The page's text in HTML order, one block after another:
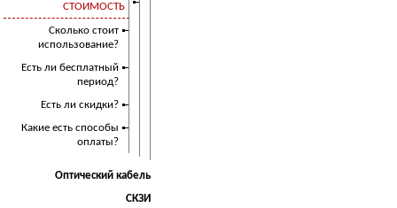
СТОИМОСТЬ
Сколько стоит
использование?
Есть ли бесплатный
период?
Есть ли скидки?
Какие есть способы
оплаты?
Оптический кабель
СКЗИ